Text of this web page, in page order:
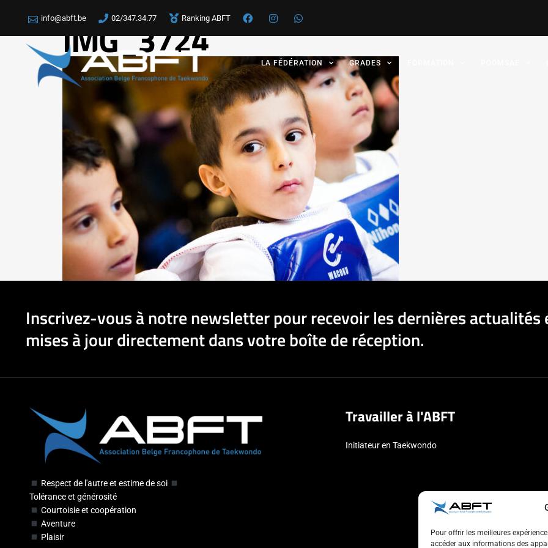
Pour offrir les meilleures
accéder aux informations des
info@abft.be 02/347.34.77 Ranking ABFT
LA FÉDÉRATION GRADES
IMG_3724
Inscrivez-vous à notre newsletter pour recevoir les dernières actualités
mises à jour directement dans votre boîte de réception.
Respect de l'autre et estime de soi
Tolérance et générosité
Courtoisie et coopération
Aventure
Plaisir
Travailler à l'ABFT
Initiateur en Taekwondo